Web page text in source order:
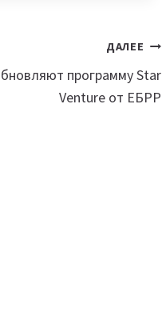
ДАЛЕЕ
программу Star
Venture от ЕБРР